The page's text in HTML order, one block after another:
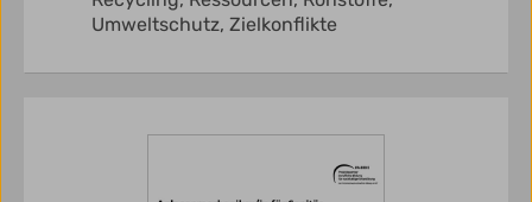
Umweltschutz, Zielkonflikte